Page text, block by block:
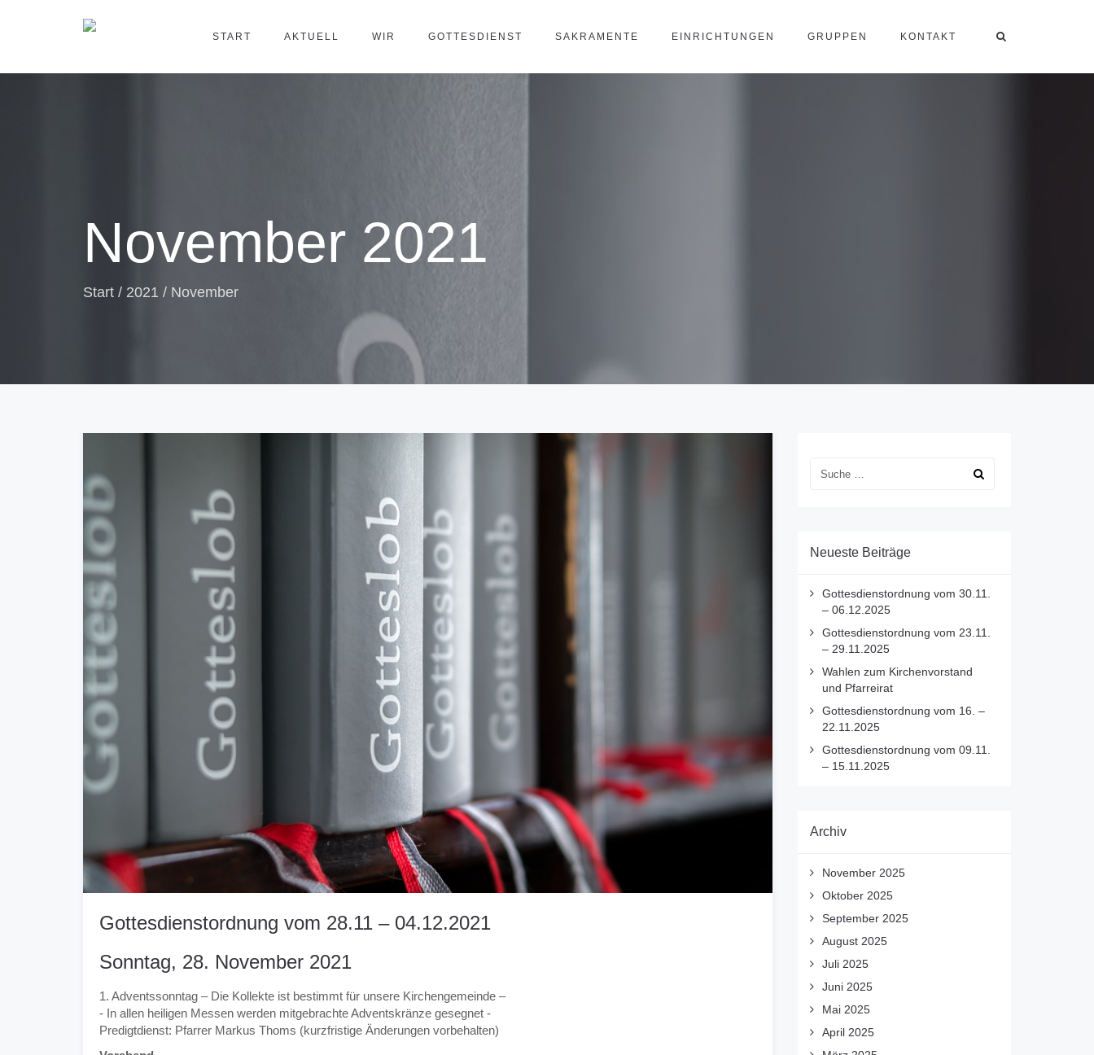
START AKTUELL WIR GOTTESDIENST SAKRAMENTE EINRICHTUNGEN GRUPPEN KONTAKT
November 2021
Start / 2021 / November
Gottesdienstordnung vom 28.11 – 04.12.2021
Sonntag, 28. November 2021
1. Adventssonntag – Die Kollekte ist bestimmt für unsere Kirchengemeinde –
- In allen heiligen Messen werden mitgebrachte Adventskränze gesegnet -
Predigtdienst: Pfarrer Markus Thoms (kurzfristige Änderungen vorbehalten)
Neueste Beiträge
Gottesdienstordnung vom 30.11.
– 06.12.2025
Gottesdienstordnung vom 23.11.
– 29.11.2025
Wahlen zum Kirchenvorstand
und Pfarreirat
Gottesdienstordnung vom 16. –
22.11.2025
Gottesdienstordnung vom 09.11.
– 15.11.2025
Archiv
November 2025
Oktober 2025
September 2025
August 2025
Juli 2025
Juni 2025
Mai 2025
April 2025